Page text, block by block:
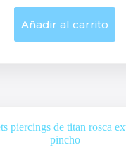
Añadir al carrito